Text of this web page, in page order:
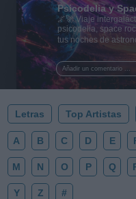
Añadir un comentario ...
Psicodelia y
🌌🚀 Viaje
psicodelia, space
tus noches de
al firmamento y
esta colección para
✨⭐
Letras Top Artistas
A B C D E
M N O P Q
Y Z #